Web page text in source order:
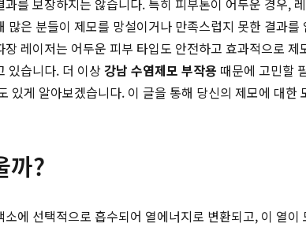
를 보장하지는 않습니다. 특히 피부톤이 어두운 경우,
은 분들이 제모를 망설이거나 만족스럽지 못한 결과
레이저는 어두운 피부 타입도 안전하고 효과적으로
있습니다. 더 이상강남 수염제모 부작용 때문에 고민할
게 알아보겠습니다. 이 글을 통해 당신의 제모에 대
까?
에 선택적으로 흡수되어 열에너지로 변환되고, 이 열